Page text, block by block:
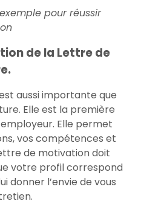
pour réussir
de la Lettre de
aussi importante que
Elle est la première
Elle permet
vos compétences et
de motivation doit
votre profil correspond
donner l’envie de vous